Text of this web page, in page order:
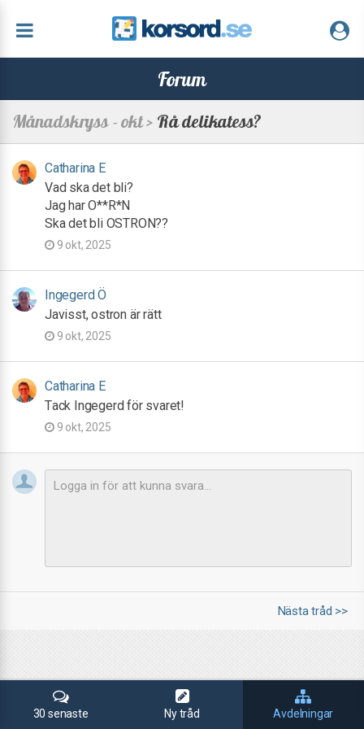
Forum
Månadskryss - okt > Rå delikatess?
Catharina E
Vad ska det bli?
Jag har O**R*N
Ska det bli OSTRON??
9 okt, 2025
Ingegerd Ö
Javisst, ostron är rätt
9 okt, 2025
Catharina E
Tack Ingegerd för svaret!
9 okt, 2025
Nästa tråd >>
30 senaste Ny tråd Avdelningar